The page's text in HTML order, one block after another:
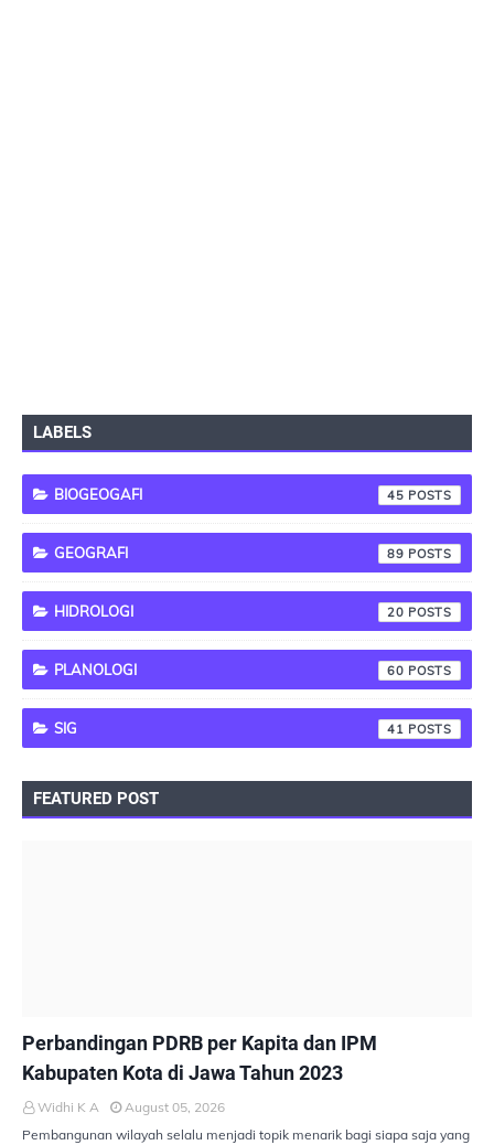
LABELS
BIOGEOGAFI 45
GEOGRAFI 89
HIDROLOGI 20
PLANOLOGI 60
SIG 41
FEATURED POST
Perbandingan PDRB per Kapita dan IPM
Kabupaten Kota di Jawa Tahun 2023
Widhi K A
August 05, 2026
Pembangunan wilayah selalu menjadi topik menarik bagi siapa saja yang